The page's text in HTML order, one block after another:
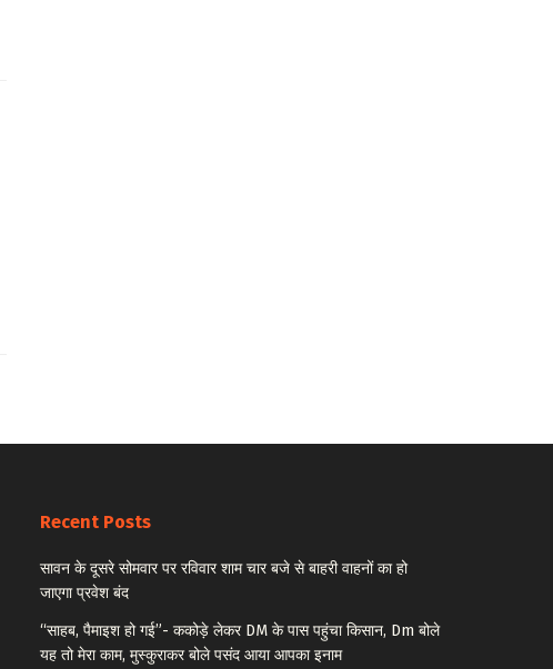
Recent Posts
सावन के दूसरे सोमवार पर रविवार शाम चार बजे से बाहरी वाहनों का हो
जाएगा प्रवेश बंद
“साहब, पैमाइश हो गई”- ककोड़े लेकर DM के पास पहुंचा किसान, Dm बोले
यह तो मेरा काम, मुस्कुराकर बोले पसंद आया आपका इनाम